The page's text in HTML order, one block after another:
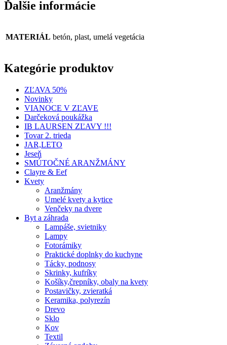
Ďalšie informácie
MATERIÁL betón, plast, umelá vegetácia
Kategórie produktov
ZĽAVA 50%
Novinky
VIANOCE V ZĽAVE
Darčeková poukážka
IB LAURSEN ZĽAVY !!!
Tovar 2. trieda
JAR,LETO
Jeseň
SMÚTOČNÉ ARANŽMÁNY
Clayre & Eef
Kvety
Aranžmány
Umelé kvety a kytice
Venčeky na dvere
Byt a záhrada
Lampáše, svietniky
Lampy
Fotorámiky
Praktické doplnky do kuchyne
Tácky, podnosy
Skrinky, kufríky
Košíky,črepníky, obaly na kvety
Postavičky, zvieratká
Keramika, polyrezín
Drevo
Sklo
Kov
Textil